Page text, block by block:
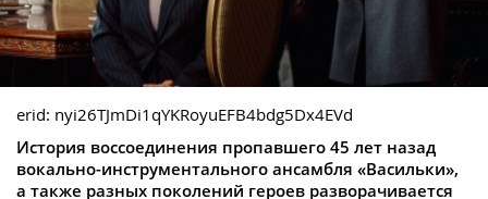
erid: nyi26TJmDi1qYKRoyuEFB4bdg5Dx4EVd
История воссоединения пропавшего 45 лет назад
вокально-инструментального ансамбля «Васильки»,
а также разных поколений героев разворачивается